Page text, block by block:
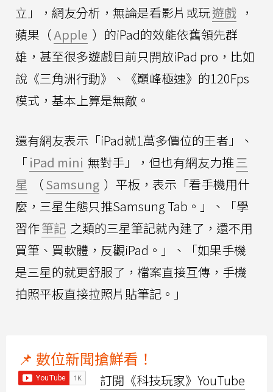
立」，網友分析，無論是看影片或玩遊戲 ，
蘋果（Apple ）的iPad的效能依舊領先群
雄，甚至很多遊戲目前只開放iPad pro，比如
說《三角洲行動》、《巔峰極速》的120Fps
模式，基本上算是無敵。
還有網友表示「iPad就1萬多價位的王者」、
「iPad mini 無對手」，但也有網友力推三
星
（Samsung ）平板，表示「看手機用什
麼，三星生態只推Samsung Tab。」、「學
習作筆記 之類的三星筆記就內建了，還不用
買筆、買軟體，反觀iPad。」、「如果手機
是三星的就更舒服了，檔案直接互傳，手機
拍照平板直接拉照片貼筆記。」
📌 數位新聞搶鮮看！
訂閱《科技玩家》YouTube